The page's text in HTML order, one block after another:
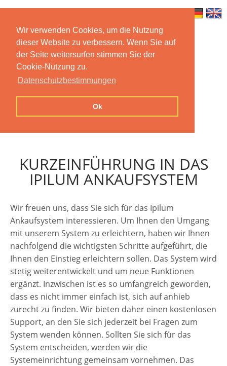
Wir verwenden Cookies, um die Nutzung
dieser Website zu verbessern. Wenn Sie auf
der Seite weitersurfen stimmen Sie der
Cookie-Nutzung zu.
Datenschutzbestimmungen
Ok
Home Features Mobile App
Preise
Contact us Imprint Privacy
KURZEINFÜHRUNG IN DAS
IPILUM ANKAUFSYSTEM
Wir freuen uns, dass Sie sich für das Ipilum
Ankaufsystem interessieren. Um Ihnen den Umgang
mit unserem System zu erleichtern, haben wir Ihnen
nachfolgend die wichtigsten Schritte aufgeführt, die
Ihnen den Einstieg erleichtern sollen. Das System wird
stetig weiterentwickelt und um neue Funktionen
ergänzt. Inzwischen ist es so umfangreich geworden,
dass es nicht immer einfach ist, sich auf anhieb
zurecht zu finden. Wir bieten daher einen kostenlosen
Support, an den Sie sich jederzeit bei Fragen zum
System wenden können. Sollten Sie sich für das
System entscheiden, werden wir die
Systemeinrichtung gemeinsam vornehmen. Das